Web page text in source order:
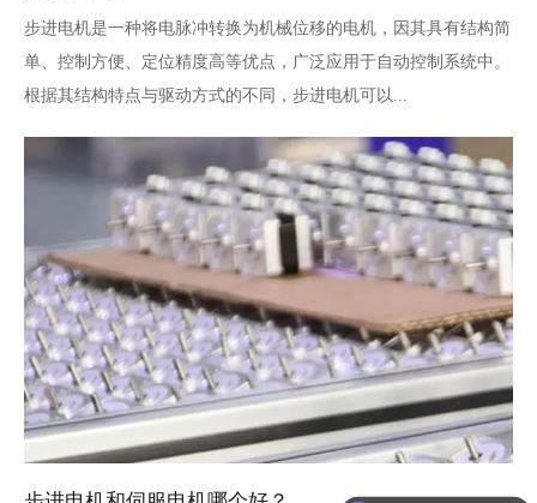
步进电机是一种将电脉冲转换为机械位移的电机，因其具有结构简
单、控制方便、定位精度高等优点，广泛应用于自动控制系统中。
根据其结构特点与驱动方式的不同，步进电机可以...